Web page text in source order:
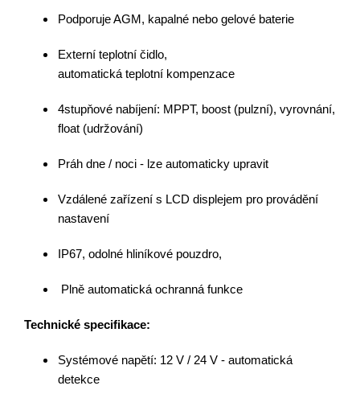
Podporuje AGM, kapalné nebo gelové baterie
Externí teplotní čidlo,
automatická teplotní kompenzace
4stupňové nabíjení: MPPT, boost (pulzní), vyrovnání,
float (udržování)
Práh dne / noci - lze automaticky upravit
Vzdálené zařízení s LCD displejem pro provádění
nastavení
IP67, odolné hliníkové pouzdro,
Plně automatická ochranná funkce
Technické specifikace:
Systémové napětí: 12 V / 24 V - automatická
detekce